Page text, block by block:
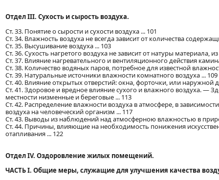
Отдел III. Сухость и сырость воздуха.
Ст. 33. Понятие о сырости и сухости воздуха ... 101
Ст. 34. Влажность воздуха не всегда зависит от количества
Ст. 35. Высушивание воздуха ... 103
Ст. 36. Сухость нагретого воздуха не зависит от натуры материала,
Ст. 37. Влияние нагревательного и вентиляционного действия
Ст. 38. Количество водяных паров, потребное для известной
Ст. 39. Натуральные источники влажности комнатного воздуха ... 109
Ст. 40. Влияние открытых отверстий: окна, форточки, или наружной
Ст. 41. Здоровое и вредное влияние сухого и влажного воздуха. —
местности низменные и береговые ... 113
Ст. 42. Распределение влажности воздуха в атмосфере, в
воздуха на человеческий организм ... 117
Ст. 43. Выводы из наблюдений над атмосферною влажностью в
Ст. 44. Причины, влияющие на необходимость понижения
отапливания ... 122
Отдел IV. Оздоровление жилых помещений.
ЧАСТЬ I. Общие меры, служащие для улучшения качества